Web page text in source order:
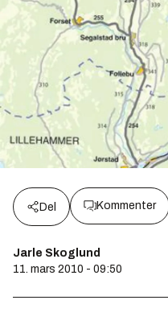
Del Kommenter
Jarle Skoglund
11. mars 2010 - 09:50